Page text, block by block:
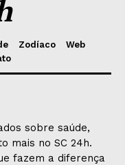
Zodíaco
Web
sobre saúde,
mais no SC 24h.
fazem a diferença